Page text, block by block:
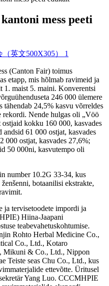
mess peeti
(Canton Fair) toimus
etapp, mis hõlmab ravimeid ja
1. maist 5. maini. Konverentsi
246 000 ülemere
24,5% kasvu võrreldes
rekordi. Nende hulgas oli „Vöö
ostjaid kokku 160 000, kasvades
61 000 ostjat, kasvades
ostjat, kasvades 27,6%;
50 000ni, kasvutempo oli
number 10.2G 33-34, kus
botaanilisi ekstrakte,
ja tervisetoodete impordi ja
Hiina-Jaapani
teabevahetuskohtumise.
Rohto Herbal Medicine Co.,
Co., Ltd., Kotaro
Mikuni & Co., Ltd., Nippon
Teiste seas Chu Co., Ltd., kus
ettevõtte. Üritusel
Yang Luo. CCCMHPIE